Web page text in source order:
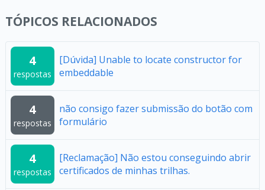
TÓPICOS RELACIONADOS
4
respostas
[Dúvida] Unable to locate constructor for
embeddable
4
respostas
não consigo fazer submissão do botão com
formulário
4
respostas
[Reclamação] Não estou conseguindo abrir
certificados de minhas trilhas.